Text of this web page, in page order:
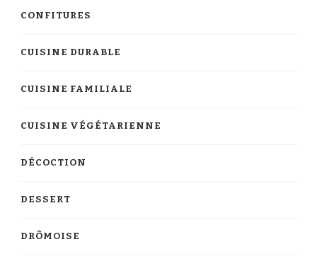
CONFITURES
CUISINE DURABLE
CUISINE FAMILIALE
CUISINE VÉGÉTARIENNE
DÉCOCTION
DESSERT
DRÔMOISE